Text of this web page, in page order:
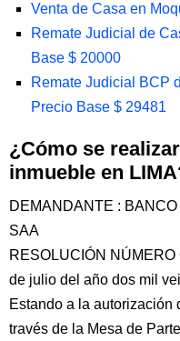
Venta de Casa en
Remate Judicial de
Base $ 20000
Remate Judicial BCP
Precio Base $ 29481
¿Cómo se
inmueble en
DEMANDANTE :
SAA
RESOLUCIÓN
de julio del año dos mil
Estando a la autorización
través de la Mesa de